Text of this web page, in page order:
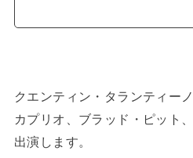
クエンティン・タランティー
カプリオ、ブラッド・ピット
出演します。